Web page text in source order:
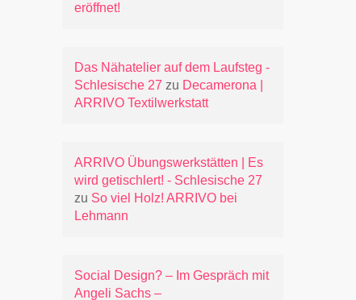
eröffnet!
Das Nähatelier auf dem Laufsteg -
Schlesische 27 zu Decamerona |
ARRIVO Textilwerkstatt
ARRIVO Übungswerkstätten | Es
wird getischlert! - Schlesische 27
zu So viel Holz! ARRIVO bei
Lehmann
Social Design? – Im Gespräch mit
Angeli Sachs –